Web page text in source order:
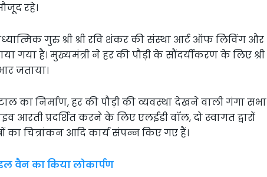
रहे।
गुरु श्री श्री रवि शंकर की संस्था आर्ट ऑफ लिविंग और
गया है। मुख्यमंत्री ने हर की पौड़ी के सौंदर्यीकरण के लिए श्री
जताया।
का निर्माण, हर की पौड़ी की व्यवस्था देखने वाली गंगा सभा
आरती प्रदर्शित करने के लिए एलईडी वॉल, दो स्वागत द्वारों
का चित्रांकन आदि कार्य संपन्न किए गए हैं।
वैन का किया लोकार्पण